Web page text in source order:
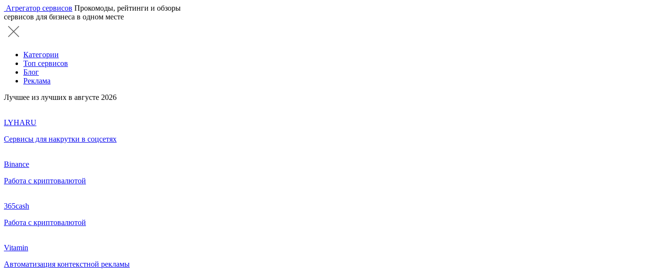
Агрегатор сервисов Прокомоды, рейтинги и обзоры
сервисов для бизнеса в одном месте
Категории
Топ сервисов
Блог
Реклама
Лучшее из лучших в августе 2026
LYHARU
Сервисы для накрутки в соцсетях
Binance
Работа с криптовалютой
365cash
Работа с криптовалютой
Vitamin
Автоматизация контекстной рекламы